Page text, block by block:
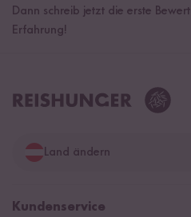
Dann schreib jetzt die erste
Erfahrung!
Land ändern
Deutschland
Kundenservice